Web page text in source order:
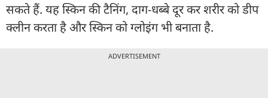
सकते हैं. यह स्किन की टैनिंग, दाग-धब्बे दूर कर शरीर को डीप
क्लीन करता है और स्किन को ग्लोइंग भी बनाता है.
ADVERTISEMENT